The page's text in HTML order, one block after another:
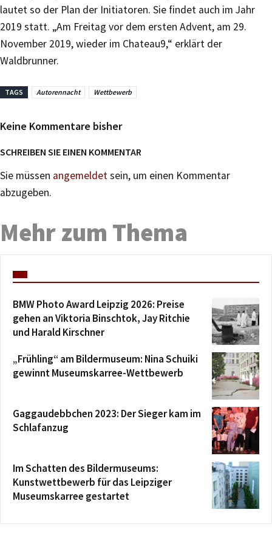
lautet so der Plan der Initiatoren. Sie findet auch im Jahr
2019 statt. „Am Freitag vor dem ersten Advent, am 29.
November 2019, wieder im Chateau9,“ erklärt der
Waldbrunner.
TAGS Autorennacht Wettbewerb
Keine Kommentare bisher
SCHREIBEN SIE EINEN KOMMENTAR
Sie müssen angemeldetsein, um einen Kommentar
abzugeben.
Mehr zum Thema
BMW Photo Award Leipzig 2026: Preise
gehen an Viktoria Binschtok, Jay Ritchie
und Harald Kirschner
„Frühling“ am Bildermuseum: Nina Schuiki
gewinnt Museumskarree-Wettbewerb
Gaggaudebbchen 2023: Der Sieger kam im
Schlafanzug
Im Schatten des Bildermuseums:
Kunstwettbewerb für das Leipziger
Museumskarree gestartet